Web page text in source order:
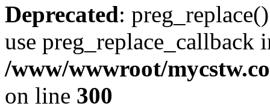
Deprecated:
use preg_replace_callback
/www/wwwroot/
on line 300